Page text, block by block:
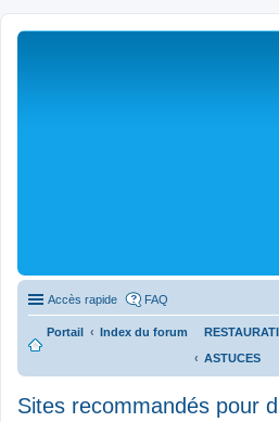
Accès rapide FAQ
Portail Index du forum
ASTUCES
Sites recommandés pour